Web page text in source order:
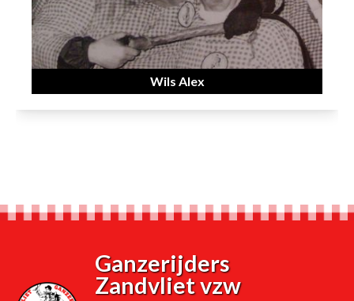
Wils Alex
Ganzerijders
Zandvliet vzw